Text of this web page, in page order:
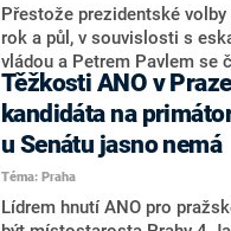
adresu vlády prý byla ještě
vrátila k volební porážce
hnutí Naše Česko Martina
Přestože prezidentské
rok a půl, v souvislosti s
vládou a Petrem Pavlem se
tom, koho by do bitvy o
koalice. Někteří političtí
jméno premiéra Andreje
pravděpodobné, že se v
bude znovu opakovat souboj
Těžkosti ANO v
kandidáta na
u Senátu jasno nemá
Téma: Praha
Lídrem hnutí ANO pro